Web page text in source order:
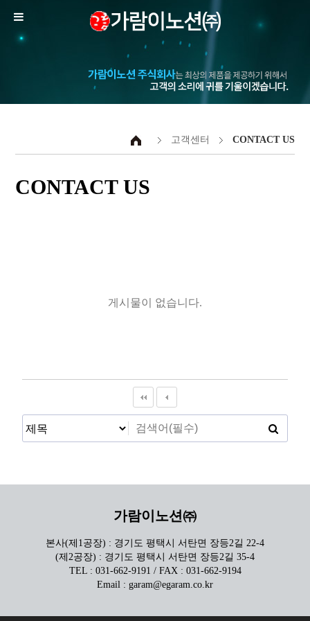
고객센터 CONTACT US
CONTACT US
게시물이 없습니다.
가람이노션㈜
본사(제1공장) : 경기도 평택시 서탄면 장등2길 22-4
(제2공장) : 경기도 평택시 서탄면 장등2길 35-4
TEL : 031-662-9191 / FAX : 031-662-9194
Email : garam@egaram.co.kr